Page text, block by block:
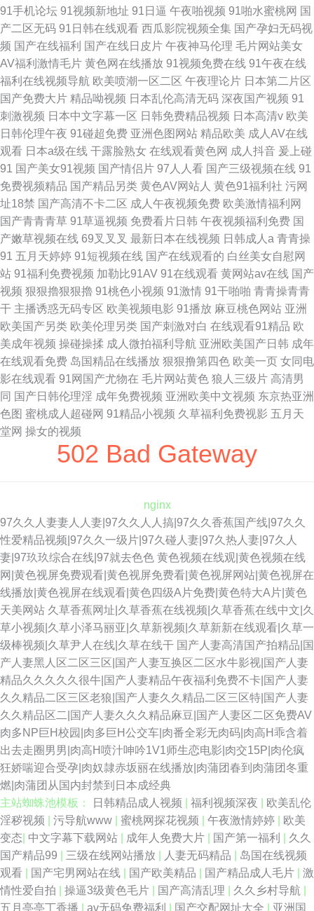
91手机论坛 91视频新地址 91日逼 午夜啪视频 91啪水蜜桃网 国
产二区无码 91日韩在线观看 西瓜影院视频全集 国产孕妇无码视
频 国产在线福利 国产在线日皮片 午夜神马伦理 毛片网站美女
AV福利激情毛片 黄色网在线播放 91视频免费在线 91午夜在线
福利在线视频导航 欧美喷潮一区二区 午夜理论片 日本第二片区
国产免费大片 精品呦视频 日本乱伦高清无码 深夜国产视频 91
刺激视频 日本中文字幕一区 日韩免费精品视频 日本高清v 欧美
日韩伦理午夜 91碰超免费 亚洲色图网站 精品欧美 成人AV在线
观看 日本a级在线 干露脸熟女 在线观看黄色网 成人抖音 爰上碰
91 国产美女91视频 国产情侣片 97人人看 国产三级视频在线 91
免费视频精品 国产精品另类 黄色AV网站人 黄色91福利社 污网
址18禁 国产高清不卡二区 成人午夜视频免费 欧美激情福利网
国产青青青草 91草逼视频 免费看片日韩 午夜视频福利免费 国
产嫩草视频在线 69叉叉叉 最新日本在线视频 日韩成人a 青青操
91 五月天婷婷 91短视频在线 国产在线观看的 白丝美女自慰网
站 91福利免费视频 加勒比91AV 91在线观看 黄网站av在线 国产
视频 狠狠擼狠狠擼 91桃色小视频 91激情 91干啪啪 青青操青青
干 主播诱惑无码专区 欧美视频电影 91播放 麻豆桃色网站 亚洲
欧美国产另类 欧美伦理另类 国产刺激对白 在线观看91精品 欧
美成年视频 操碰操揉 成人微拍福利导航 亚洲欧美国产日韩 成年
在线观看免费 岛国精品在线播放 狠狠撸第四色 欧美一页 女同电
影在线观看 91网国产尤物在 毛片网站黄色 狼人三级片 高清男
同 国产日韩伦理淫 成年免费视频 亚洲欧美中文视频 东京热亚洲
色图 蜜桃成人超碰网 91精品小视频 久草福利免费视影 五月天
堂网 操女的视频
502 Bad Gateway
nginx
97久久人妻妻人人妻|97久久人人搞|97久久香蕉国产线|97久久
性爱精品视频|97久久一级片|97久碰人妻|97久热人妻|97久人
妻|97玖玖综合在线|97就去色色 黄色视频在线观|黄色视频在线
网|黄色视屏免费观看|黄色视屏免费看|黄色视屏网站|黄色视屏在
线播放|黄色视屏在线观看|黄色四级A片免费|黄色特大A片|黄色
天美网站 久草香蕉网址|久草香蕉在线视频|久草香蕉在线中文|久
草小视频|久草小泽马丽亚|久草新视频|久草新新在线观看|久草一
级棒视频|久草尹人在线|久草在线干 国产人妻高清国产拍精品|国
产人妻黑人区二区三区|国产人妻互换区二区水牛影视|国产人妻
精品久久久久久很牛|国产人妻精品午夜福利免费不卡|国产人妻
久久精品二区三区老狼|国产人妻久久精品二区三区特|国产人妻
久久精品区二|国产人妻久久久精品麻豆|国产人妻区二区免费AV
肉多NP巨H校园|肉多巨H公交车|肉番全彩无肉码|肉高H乖含着
出去走圈男男|肉高H喷汁呻吟1V1师生恋电影|肉交15P|肉伦疯
狂娇喘迎合受孕|肉奴隷赤坂丽在线播放|肉蒲团春到肉蒲团冬重
燃|肉蒲团从国内封禁到日本成经典
主站蜘蛛池模板：
日韩精品成人视频 福利视频深夜
欧美乱伦
淫秽视频
污导航www 蜜桃网探花视频 午夜激情婷婷
欧美
变态 中文字幕下载网站 成年人免费大片 国产第一福利
久久
国产精品99
三级在线网站播放 人妻无码精品
岛国在线视频
观看
国产宅男网站在线 国产欧美精品 国产精品成人毛片
激
情性爱自拍
操逼3级黄色毛片 国产高清乱理 久久乡村导航
五月亭亭丁香播
av无码免费福利 国产交配网址大全 亚洲国